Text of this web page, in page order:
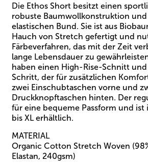
Die Ethos Short besitzt einen
robuste Baumwollkonstruktion
elastischen Bund. Sie ist aus
Hauch von Stretch gefertigt und
Färbeverfahren, das mit der Zeit
lange Lebensdauer zu
haben einen High-Rise-Schnitt
Schritt, der für zusätzlichen
zwei Einschubtaschen vorne und
Druckknopftaschen hinten. Der
für eine bequeme Passform und ist
bis XL erhältlich.
MATERIAL
Organic Cotton Stretch Woven
Elastan, 240gsm)